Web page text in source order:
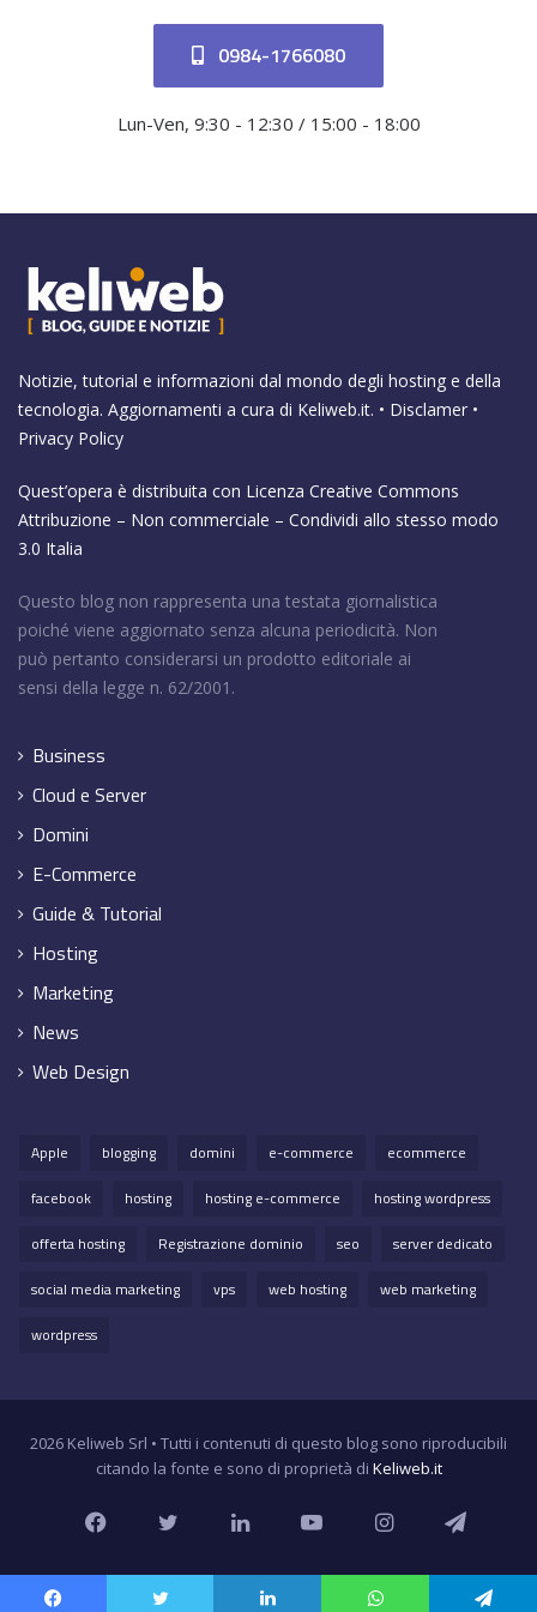
0984-1766080
Lun-Ven, 9:30 - 12:30 / 15:00 - 18:00
Notizie, tutorial e informazioni dal mondo degli hosting e della
tecnologia. Aggiornamenti a cura di Keliweb.it. • Disclamer •
Privacy Policy
Quest’opera è distribuita con Licenza Creative Commons
Attribuzione – Non commerciale – Condividi allo stesso modo
3.0 Italia
Questo blog non rappresenta una testata giornalistica
poiché viene aggiornato senza alcuna periodicità. Non
può pertanto considerarsi un prodotto editoriale ai
sensi della legge n. 62/2001.
Business
Cloud e Server
Domini
E-Commerce
Guide & Tutorial
Hosting
Marketing
News
Web Design
Apple blogging domini e-commerce
ecommerce
facebook
hosting hosting e-commerce
hosting wordpress
offerta hosting
Registrazione dominio seo
server dedicato
social media marketing
vps web hosting
web marketing
wordpress
2026 Keliweb Srl • Tutti i contenuti di questo blog sono riproducibili
citando la fonte e sono di proprietà di Keliweb.it
FacebookTwitterLinkedInYouTubeInstagram